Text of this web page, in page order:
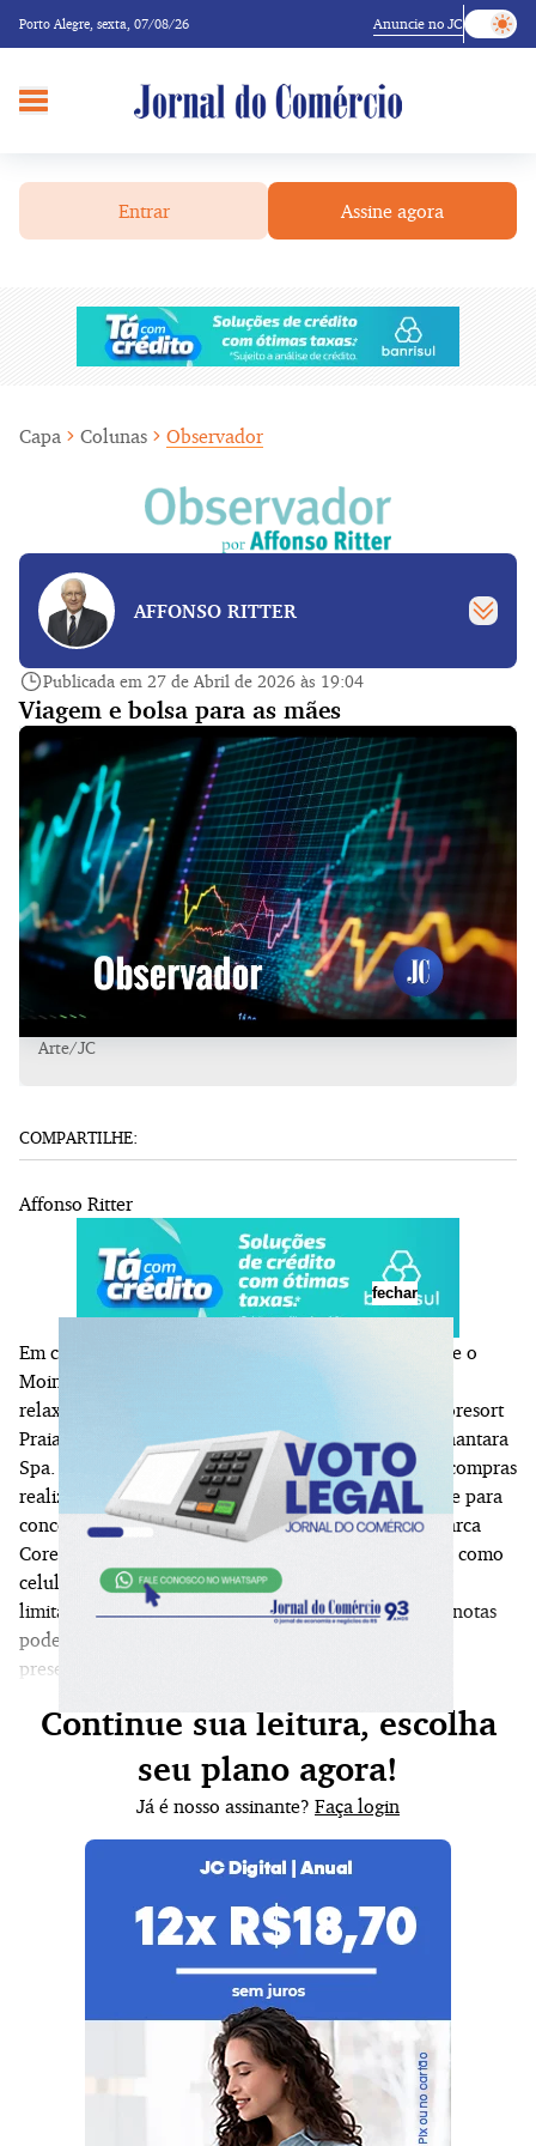
Porto Alegre, sexta, 07/08/26 Anuncie no JC
Entrar Assine agora
Capa Colunas Observador
AFFONSO RITTER
Publicada em 27 de Abril de 2026 às 19:04
Viagem e bolsa para as mães
Arte/JC
COMPARTILHE:
Affonso Ritter
Em comemoração ao Dia das Mães, a Rede Bourbon e o
Moinhos Shopping irão sortear uma experiência de
relaxamento e conexão com a natureza no Tivoli Ecoresort
Praia do Forte, na Bahia, com acesso ao premiado Anantara
Spa. Os clientes poderão trocar suas notas fiscais de compras
realizadas de 27/04 a 11/05 por um número da sorte para
concorrer ao sorteio e uma cross bag exclusiva da marca
Corello. O modelo é ideal para levar itens essenciais, como
celular, documentos e cartões. O número de bolsas é
limitado, com direito a uma por CPF. O cadastro das notas
pode ser feito nos aplicativos dos shoppings ou
presencialmente, nos espaços promocionais.
Continue sua leitura, escolha
seu plano agora!
Já é nosso assinante? Faça login
fechar